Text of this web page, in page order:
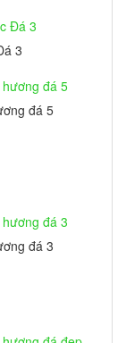
3
đá 5
đá 3